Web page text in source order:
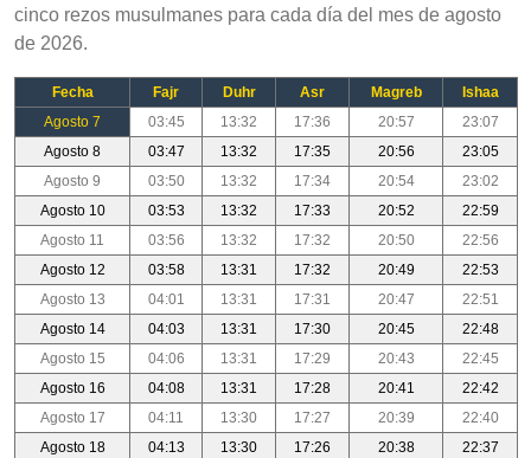
cinco rezos musulmanes para cada día del mes de agosto
de 2026.
Fecha Fajr Duhr Asr Magreb
Ishaa
Agosto 7
03:45 13:32 17:36 20:57
23:07
Agosto 8
03:47 13:32 17:35 20:56
23:05
Agosto 9
03:50 13:32 17:34 20:54
23:02
Agosto 10
03:53 13:32 17:33 20:52
22:59
Agosto 11
03:56 13:32 17:32 20:50
22:56
Agosto 12
03:58 13:31 17:32 20:49
22:53
Agosto 13
04:01 13:31 17:31 20:47
22:51
Agosto 14
04:03 13:31 17:30 20:45
22:48
Agosto 15
04:06 13:31 17:29 20:43
22:45
Agosto 16
04:08 13:31 17:28 20:41
22:42
Agosto 17
04:11 13:30 17:27 20:39
22:40
Agosto 18
04:13 13:30 17:26 20:38
22:37